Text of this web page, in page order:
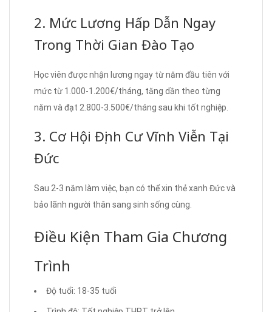
2. Mức Lương Hấp Dẫn Ngay
Trong Thời Gian Đào Tạo
Học viên được nhận lương ngay từ năm đầu tiên với
mức từ 1.000-1.200€/tháng, tăng dần theo từng
năm và đạt 2.800-3.500€/tháng sau khi tốt nghiệp.
3. Cơ Hội Định Cư Vĩnh Viễn Tại
Đức
Sau 2-3 năm làm việc, bạn có thể xin thẻ xanh Đức và
bảo lãnh người thân sang sinh sống cùng.
Điều Kiện Tham Gia Chương
Trình
Độ tuổi: 18-35 tuổi